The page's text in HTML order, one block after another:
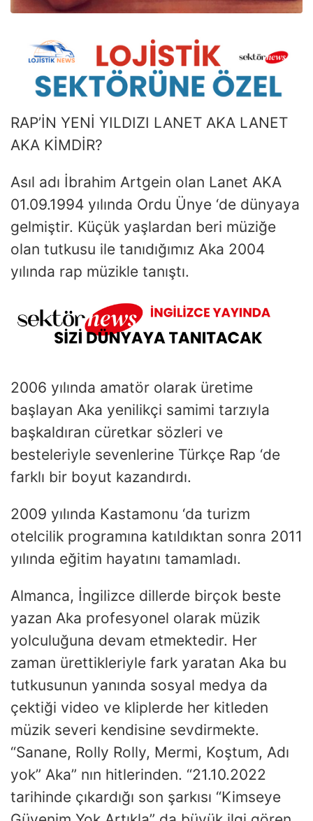
RAP’İN YENİ YILDIZI LANET AKA LANET
AKA KİMDİR?
Asıl adı İbrahim Artgein olan Lanet AKA
01.09.1994 yılında Ordu Ünye ‘de dünyaya
gelmiştir. Küçük yaşlardan beri müziğe
olan tutkusu ile tanıdığımız Aka 2004
yılında rap müzikle tanıştı.
2006 yılında amatör olarak üretime
başlayan Aka yenilikçi samimi tarzıyla
başkaldıran cüretkar sözleri ve
besteleriyle sevenlerine Türkçe Rap ‘de
farklı bir boyut kazandırdı.
2009 yılında Kastamonu ‘da turizm
otelcilik programına katıldıktan sonra 2011
yılında eğitim hayatını tamamladı.
Almanca, İngilizce dillerde birçok beste
yazan Aka profesyonel olarak müzik
yolculuğuna devam etmektedir. Her
zaman ürettikleriyle fark yaratan Aka bu
tutkusunun yanında sosyal medya da
çektiği video ve kliplerde her kitleden
müzik severi kendisine sevdirmekte.
“Sanane, Rolly Rolly, Mermi, Koştum, Adı
yok” Aka” nın hitlerinden. “21.10.2022
tarihinde çıkardığı son şarkısı “Kimseye